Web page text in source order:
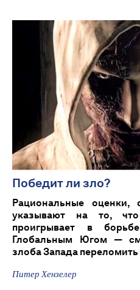
Победит ли зло?
Рациональные оценки,
указывают на то,
проигрывает в
Глобальным Югом —
злоба Запада
Питер Хензелер